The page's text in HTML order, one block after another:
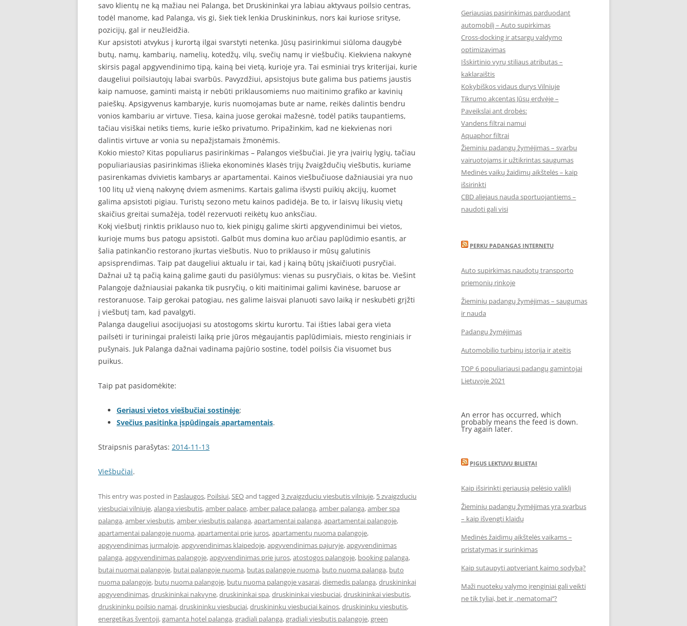
savo klientų ne ką mažiau nei Palanga, bet Druskininkai yra labiau aktyvaus poilsio centras,
todėl manome, kad Palanga, vis gi, šiek tiek lenkia Druskininkus, nors kai kuriose srityse,
pozicijų, gal ir neužleidžia.
Kur apsistoti atvykus į kurortą ilgai svarstyti netenka. Jūsų pasirinkimui siūloma daugybė
butų, namų, kambarių, namelių, kotedžų, vilų, svečių namų ir viešbučių. Kiekviena nakvynė
skirsis pagal apgyvendinimo tipą, kainą bei vietą, kurioje yra. Tai esminiai trys kriterijai, kurie
daugeliui poilsiautojų labai svarbūs. Pavyzdžiui, apsistojus bute galima bus patiems jaustis
kaip namuose, gaminti maistą ir nebūti priklausomiems nuo maitinimo grafiko ar kavinių
paieškų. Apsigyvenus kambaryje, kuris nuomojamas bute ar name, reikės dalintis bendru
vonios kambariu ar virtuve. Tiesa, kaina juose gerokai mažesnė, todėl patiks taupantiems,
tačiau visiškai netiks tiems, kurie ieško privatumo. Pripažinkim, kad ne kiekvienas nori
dalintis virtuve ar vonia su nepažįstamais žmonėmis.
Kokio miesto? Kitas populiarus pasirinkimas – Palangos viešbučiai. Jie yra įvairių lygių, tačiau
populiariausias pasirinkimas išlieka ekonominės klasės trijų žvaigždučių viešbutis, kuriame
pasirenkamas dvivietis kambarys ar apartamentai. Kainos viešbučiuose dažniausiai yra nuo
100 litų už vieną nakvynę dviem asmenims. Kartais galima išvysti puikių akcijų, kuomet
galima apsistoti pigiau. Turistų sezono metu kainos padidėja. Be to, ir laisvų likusių vietų
skaičius greitai sumažėja, todėl rezervuoti reikėtų kuo anksčiau.
Kokį viešbutį rinktis priklauso nuo to, kiek pinigų galime skirti apgyvendinimui bei vietos,
kurioje mums bus patogu apsistoti. Galbūt mus domina kuo arčiau paplūdimio esantis, ar
šalia patinkančio restorano įkurtas viešbutis. Nuo to priklauso ir mūsų galutinis
apsisprendimas. Taip pat daugeliui aktualu ir tai, kad į kainą būtų įskaičiuoti pusryčiai.
Dažnai už tą pačią kainą galime gauti du pasiūlymus: vienas su pusryčiais, o kitas be. Viešint
Palangoje dažniausiai pakanka tik pusryčių, o kiti maitinimai galimi kavinėse, baruose ar
restoranuose. Taip gerokai patogiau, nes galime laisvai planuoti savo laiką ir neskubėti grįžti
į viešbutį tam, kad pavalgyti.
Palanga daugeliui asocijuojasi su atostogoms skirtu kurortu. Tai išties labai gera vieta
pailsėti ir turiningai praleisti laiką prie jūros mėgaujantis paplūdimiais, miesto renginiais ir
pušynais. Juk Palanga dažnai vadinama pajūrio sostine, todėl poilsis čia visuomet bus
puikus.
Taip pat pasidomėkite:
Geriausi vietos viešbučiai sostinėje;
Svečius pasitinka įspūdingais apartamentais.
Straipsnis parašytas: 2014-11-13
Viešbučiai.
This entry was posted in Paslaugos, Poilsiui,SEOand tagged 3 zvaigzduciu viesbutis vilniuje, 5 zvaigzduciu
viesbuciai vilniuje,alanga viesbutis,amber palace,amber palace palanga,amber palanga,amber spa
palanga,amber viesbutis,amber viesbutis palanga,apartamentai palanga,apartamentai palangoje,
apartamentai palangoje nuoma,apartamentai prie juros,apartamentų nuoma palangoje,
apgyvendinimas jurmaloje,apgyvendinimas klaipedoje,apgyvendinimas pajuryje,apgyvendinimas
palanga,apgyvendinimas palangoje,apgyvendinimas prie juros,atostogos palangoje, booking palanga,
butai nuomai palangoje, butai palangoje nuoma, butas palangoje nuoma, buto nuoma palanga, buto
nuoma palangoje, butų nuoma palangoje, butu nuoma palangoje vasarai,diemedis palanga,druskininkai
apgyvendinimas,druskininkai nakvyne,druskininkai spa,druskininkai viesbuciai,druskininkai viesbutis,
druskininku poilsio namai,druskininku viesbuciai,druskininku viesbuciai kainos,druskininku viesbutis,
energetikas šventoji,gamanta hotel palanga,gradiali palanga,gradiali viesbutis palangoje,green
Geriausias pasirinkimas parduodant
automobilį – Auto supirkimas
Cross-docking ir atsargų valdymo
optimizavimas
Išskirtinio vyrų stiliaus atributas –
kaklaraištis
Kokybiškos vidaus durys Vilniuje
Tikrumo akcentas Jūsų erdvėje –
Paveikslai ant drobės:
Vandens filtrai namui
Aquaphor filtrai
Žieminių padangų žymėjimas – svarbu
vairuotojams ir užtikrintas saugumas
Medinės vaikų žaidimų aikštelės – kaip
išsirinkti
CBD aliejaus nauda sportuojantiems –
naudoti gali visi
PERKU PADANGAS INTERNETU
Auto supirkimas naudotų transporto
priemonių rinkoje
Žieminių padangų žymėjimas – saugumas
ir nauda
Padangų žymėjimas
Automobilio turbinų istorija ir ateitis
TOP 6 populiariausi padangų gamintojai
Lietuvoje 2021
An error has occurred, which
probably means the feed is down.
Try again later.
PIGUS LEKTUVU BILIETAI
Kaip išsirinkti geriausią pelėsio valiklį
Žieminių padangų žymėjimas yra svarbus
– kaip išvengti klaidų
Medinės žaidimų aikštelės vaikams –
pristatymas ir surinkimas
Kaip sutaupyti aptveriant kaimo sodybą?
Maži nuotekų valymo įrenginiai gali veikti
ne tik tyliai, bet ir „nematomai‘‘?